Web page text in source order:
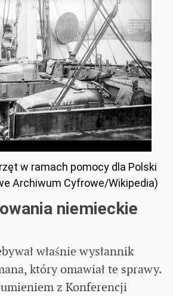
w ramach pomocy dla Polski
Archiwum Cyfrowe/Wikipedia)
niemieckie
właśnie wysłannik
który omawiał te sprawy.
z Konferencji